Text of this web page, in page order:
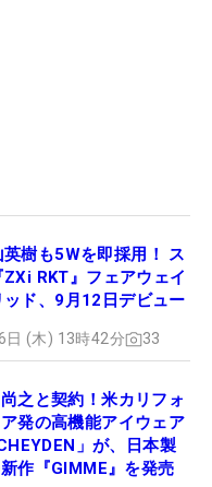
樹も5Wを即採用！ ス
ZXi RKT』フェアウェイ
ッド、9月12日デビュー
日 (木) 13時42分 33
之と契約！米カリフォ
発の高機能アイウェア
」が、日本製
作『GIMME』を発売